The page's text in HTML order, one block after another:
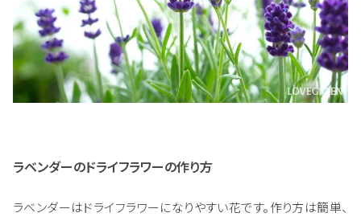
ラベンダーのドライフラワーの作り方
ラベンダーはドライフラワーになりやすい花です。作り方は簡単、